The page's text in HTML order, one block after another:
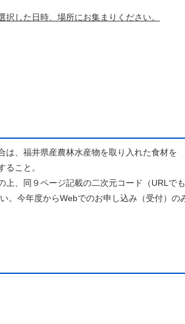
択した日時、場所にお集まりください。
は、福井県産農林水産物を取り入れた食材を
こと。
上、同９ページ記載の二次元コード（URLで
度からWebでのお申し込み（受付）のみ